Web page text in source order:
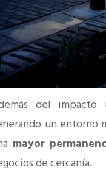
del impacto
un entorno
mayor
de cercanía.